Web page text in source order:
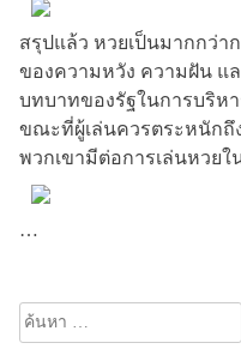
สรุปแล้ว หวยเป็นมากกว่
ของความหวัง ความฝัน
บทบาทของรัฐในการบริห
ขณะที่ผู้เล่นควรตระหนักถึ
พวกเขามีต่อการเล่นหวยใ
…
ค้นหา